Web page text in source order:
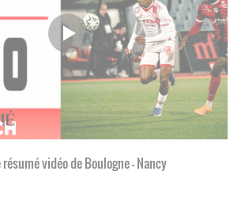
résumé vidéo de Boulogne - Nancy